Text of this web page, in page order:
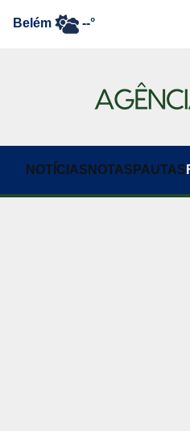
Belém --°
NOTÍCIAS NOTAS PAUTAS